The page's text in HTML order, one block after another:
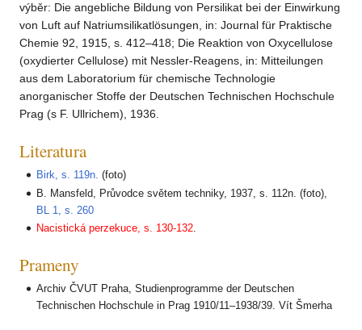
výběr: Die angebliche Bildung von Persilikat bei der Einwirkung
von Luft auf Natriumsilikatlösungen, in: Journal für Praktische
Chemie 92, 1915, s. 412–418; Die Reaktion von Oxycellulose
(oxydierter Cellulose) mit Nessler-Reagens, in: Mitteilungen
aus dem Laboratorium für chemische Technologie
anorganischer Stoffe der Deutschen Technischen Hochschule
Prag (s F. Ullrichem), 1936.
Literatura
Birk, s. 119n. (foto)
B. Mansfeld, Průvodce světem techniky, 1937, s. 112n. (foto),
BL 1, s. 260
Nacistická perzekuce, s. 130-132
Prameny
Archiv ČVUT Praha, Studienprogramme der Deutschen
Technischen Hochschule in Prag 1910/11–1938/39. Vít Šmerha